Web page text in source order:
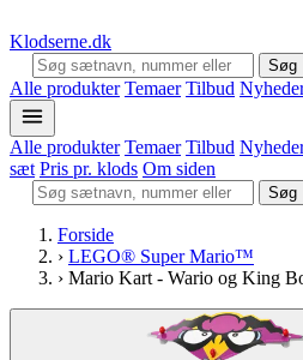
Klodserne.dk
Søg
Alle produkter Temaer Tilbud
Alle produkter Temaer Tilbud
sæt Pris pr. klods Om siden
Søg
Forside
› LEGO® Super Mario™
› Mario Kart - Wario og King